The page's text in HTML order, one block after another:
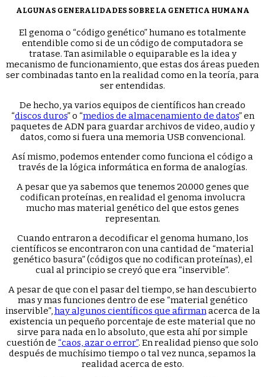
ALGUNAS GENERALIDADES SOBRE LA GENETICA HUMANA
El genoma o “código genético” humano es totalmente
entendible como si de un código de computadora se
tratase. Tan asimilable o equiparable es la idea y
mecanismo de funcionamiento, que estas dos áreas pueden
ser combinadas tanto en la realidad como en la teoría, para
ser entendidas.
De hecho, ya varios equipos de científicos han creado
“discos duros” o “medios de almacenamiento de datos” en
paquetes de ADN para guardar archivos de video, audio y
datos, como si fuera una memoria USB convencional.
Así mismo, podemos entender como funciona el código a
través de la lógica informática en forma de analogías.
A pesar que ya sabemos que tenemos 20.000 genes que
codifican proteínas, en realidad el genoma involucra
mucho mas material genético del que estos genes
representan.
Cuando entraron a decodificar el genoma humano, los
científicos se encontraron con una cantidad de “material
genético basura” (códigos que no codifican proteínas), el
cual al principio se creyó que era “inservible”.
A pesar de que con el pasar del tiempo, se han descubierto
mas y mas funciones dentro de ese “material genético
inservible”,hay algunos científicos que afirmanacerca de la
existencia un pequeño porcentaje de este material que no
sirve para nada en lo absoluto, que esta ahí por simple
cuestión de “caos, azar o error”. En realidad pienso que solo
después de muchísimo tiempo o tal vez nunca, sepamos la
realidad acerca de esto.